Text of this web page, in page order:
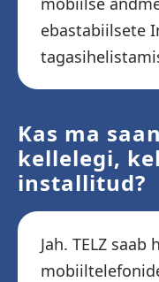
ebastabiilsete
Kas ma
kellelegi,
installitud?
Jah. TELZ saab